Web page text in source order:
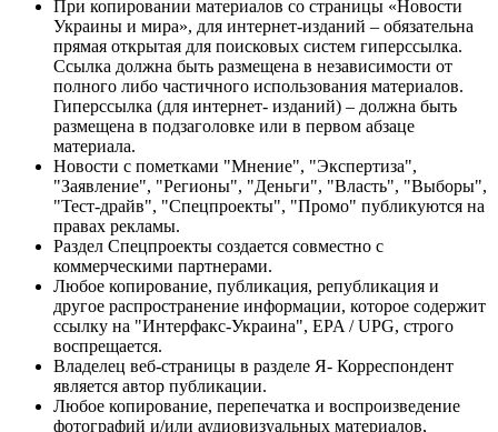
При копировании материалов со страницы «Новости
Украины и мира», для интернет-изданий – обязательна
прямая открытая для поисковых систем гиперссылка.
Ссылка должна быть размещена в независимости от
полного либо частичного использования материалов.
Гиперссылка (для интернет- изданий) – должна быть
размещена в подзаголовке или в первом абзаце
материала.
Новости с пометками "Мнение", "Экспертиза",
"Заявление", "Регионы", "Деньги", "Власть", "Выборы",
"Тест-драйв", "Спецпроекты", "Промо" публикуются на
правах рекламы.
Раздел Спецпроекты создается совместно с
коммерческими партнерами.
Любое копирование, публикация, републикация и
другое распространение информации, которое содержит
ссылку на "Интерфакс-Украина", EPA / UPG, строго
воспрещается.
Владелец веб-страницы в разделе Я- Корреспондент
является автор публикации.
Любое копирование, перепечатка и воспроизведение
фотографий и/или аудиовизуальных материалов,